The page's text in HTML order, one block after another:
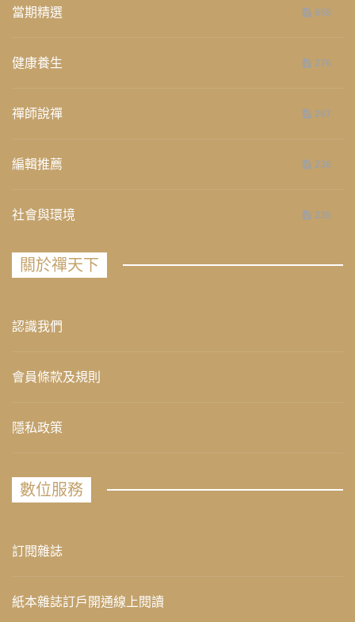
當期精選 658
健康養生 276
禪師說禪 267
編輯推薦 236
社會與環境 235
關於禪天下
認識我們
會員條款及規則
隱私政策
數位服務
訂閱雜誌
紙本雜誌訂戶開通線上閱讀